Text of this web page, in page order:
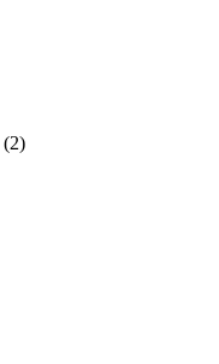
(2)